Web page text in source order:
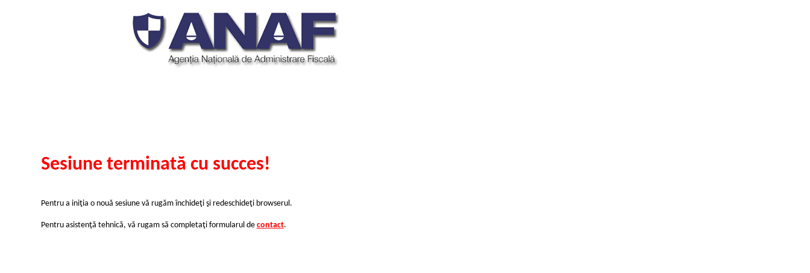
Sesiune terminată cu succes!
Pentru a iniţia o nouă sesiune vă rugăm închideţi şi redeschideţi browserul.
Pentru asistenţă tehnică, vă rugam să completaţi formularul de contact.